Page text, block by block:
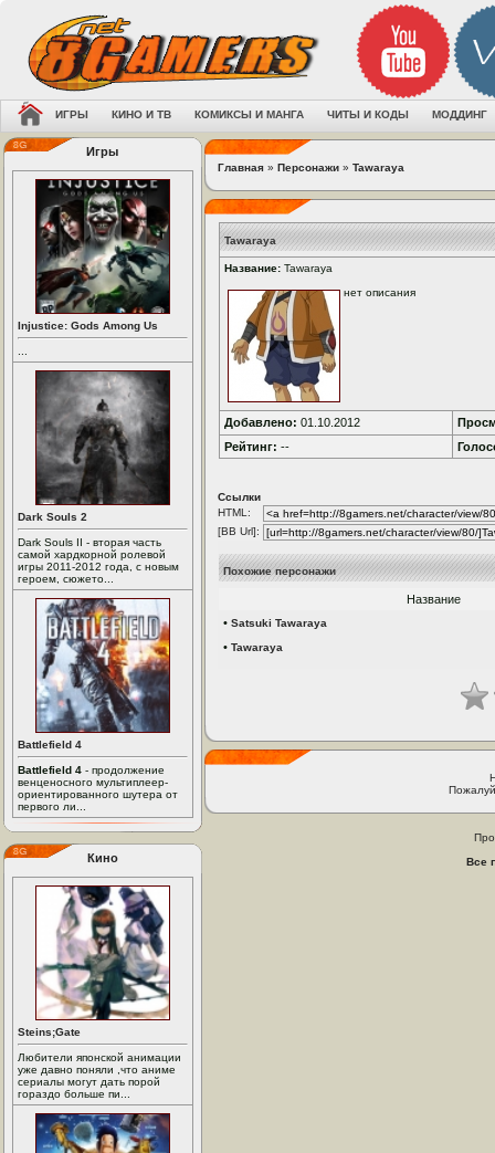
ИГРЫ КИНО И ТВ КОМИКСЫ И МАНГА ЧИТЫ И КОДЫ МОДДИНГ
Игры
Injustice: Gods Among Us
Dark Souls 2
Dark Souls II - вторая часть
самой хардкорной ролевой
игры 2011-2012 года, с новым
героем, сюжето...
Battlefield 4
Battlefield 4 - продолжение
венценосного мультиплеер-
ориентированного шутера от
первого ли...
Кино
Steins;Gate
Любители японской анимации
уже давно поняли ,что аниме
сериалы могут дать порой
гораздо больше пи...
Главная » Персонажи » Tawaraya
Tawaraya
Название: Tawaraya
нет описания
Добавлено: 01.10.2012
Рейтинг: --
Ссылки
HTML:
[BB Url]:
Похожие персонажи
Название
• Satsuki Tawaraya
• Tawaraya
Все